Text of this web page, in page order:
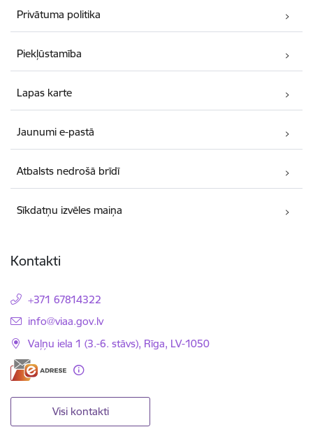
Privātuma politika
Piekļūstamība
Lapas karte
Jaunumi e-pastā
Atbalsts nedrošā brīdī
Sīkdatņu izvēles maiņa
Kontakti
+371 67814322
E-pasts:
info@viaa.gov.lv
Vaļņu iela 1 (3.-6. stāvs), Rīga, LV-1050
Visi kontakti